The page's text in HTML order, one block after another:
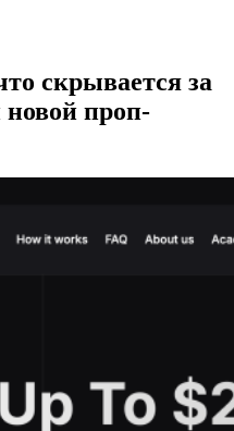
скрывается за
новой проп-